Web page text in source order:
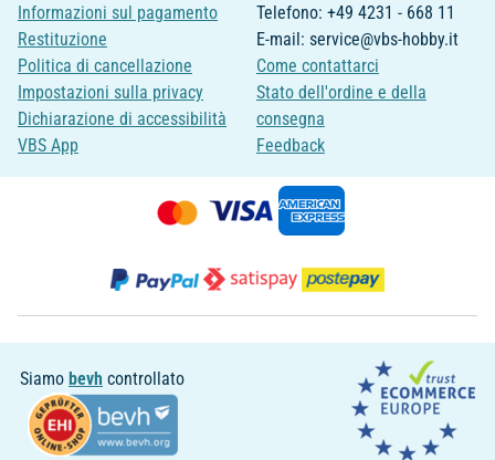
Informazioni sul pagamento
Restituzione
Politica di cancellazione
Impostazioni sulla privacy
Dichiarazione di accessibilità
VBS App
Telefono: +49 4231 - 668 11
E-mail: service@vbs-hobby.it
Come contattarci
Stato dell'ordine e della
consegna
Feedback
Siamo bevh controllato